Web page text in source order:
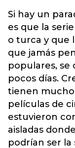
Si hay un
es que la
o turca y que
que jamás
populares,
pocos días.
tienen mucho
películas de
estuvieron
aisladas
podrían ser la